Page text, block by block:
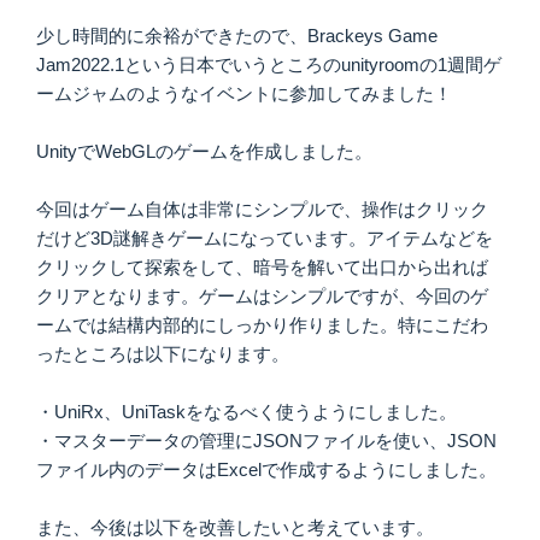
少し時間的に余裕ができたので、Brackeys Game
Jam2022.1という日本でいうところのunityroomの1週間ゲ
ームジャムのようなイベントに参加してみました！
UnityでWebGLのゲームを作成しました。
今回はゲーム自体は非常にシンプルで、操作はクリック
だけど3D謎解きゲームになっています。アイテムなどを
クリックして探索をして、暗号を解いて出口から出れば
クリアとなります。ゲームはシンプルですが、今回のゲ
ームでは結構内部的にしっかり作りました。特にこだわ
ったところは以下になります。
・UniRx、UniTaskをなるべく使うようにしました。
・マスターデータの管理にJSONファイルを使い、JSON
ファイル内のデータはExcelで作成するようにしました。
また、今後は以下を改善したいと考えています。